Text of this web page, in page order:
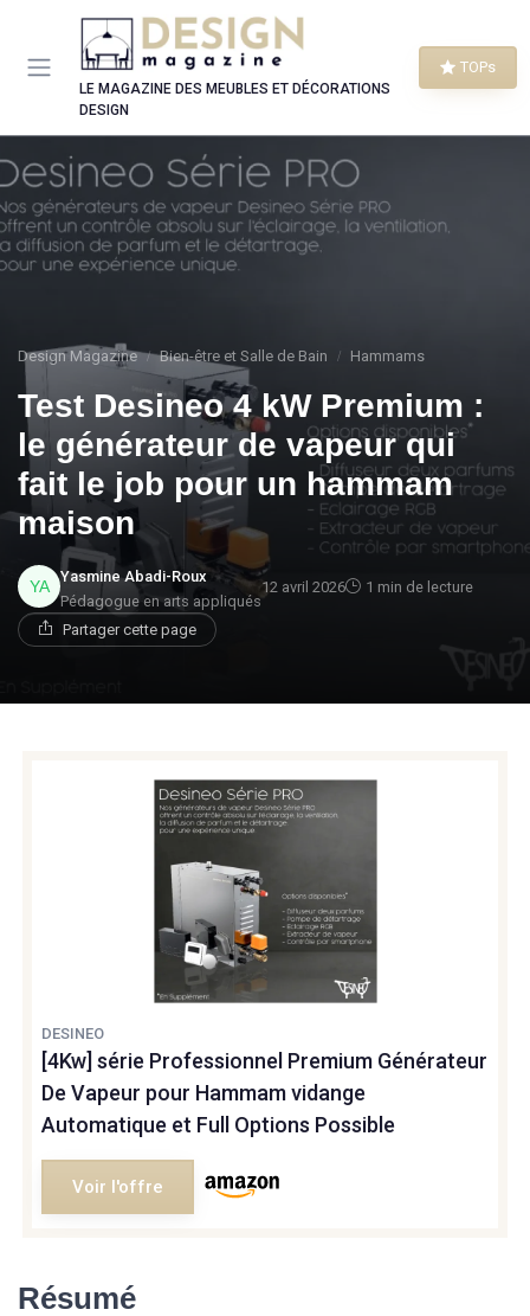
LE MAGAZINE DES MEUBLES ET DÉCORATIONS
DESIGN
TOPs
Design Magazine Bien-être et Salle de Bain Hammams
Test Desineo 4 kW Premium :
le générateur de vapeur qui
fait le job pour un hammam
maison
Yasmine Abadi-Roux
Pédagogue en arts appliqués
12 avril 2026 1 min de lecture
Partager cette page
DESINEO
[4Kw] série Professionnel Premium Générateur
De Vapeur pour Hammam vidange
Automatique et Full Options Possible
Voir l'offre
Résumé
Panneau de gestion des cookies